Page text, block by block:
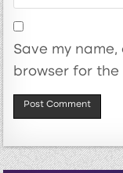
Save my
browser for